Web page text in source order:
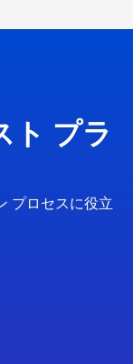
ト プラ
プロセスに役立